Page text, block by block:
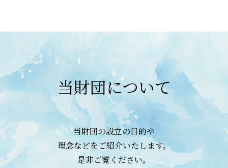
当財団について
当財団の設立の目的や
理念などをご紹介いたします。
是非ご覧ください。